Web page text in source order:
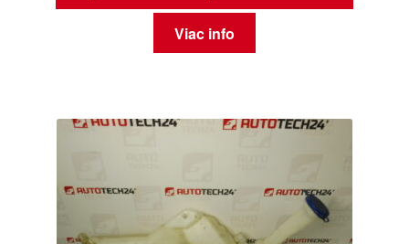
Viac info